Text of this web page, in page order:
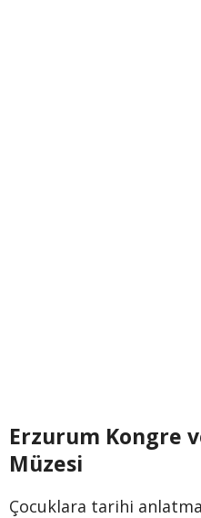
Erzurum Kongre
Müzesi
Çocuklara tarihi